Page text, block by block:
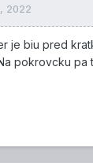
2022
je biu pred
pokrovcku pa